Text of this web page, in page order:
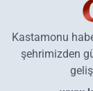
Kastamonu
şehrimizden